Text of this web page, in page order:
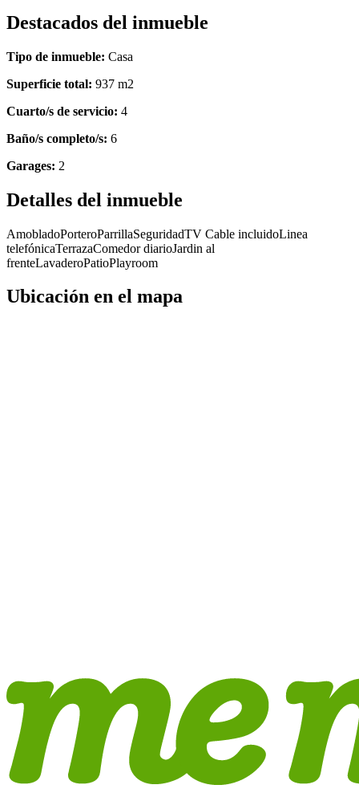
Destacados del inmueble
Tipo de inmueble: Casa
Superficie total: 937 m2
Cuarto/s de servicio: 4
Baño/s completo/s: 6
Garages: 2
Detalles del inmueble
AmobladoPorteroParrillaSeguridadTV Cable incluidoLinea
telefónicaTerrazaComedor diarioJardin al
frenteLavaderoPatioPlayroom
Ubicación en el mapa